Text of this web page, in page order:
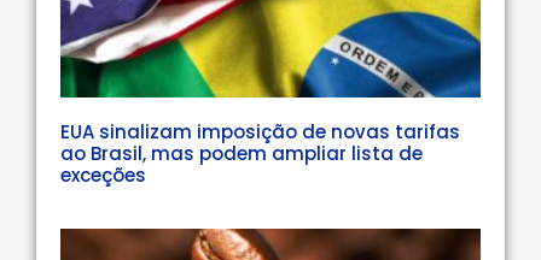
EUA sinalizam imposição de novas tarifas
ao Brasil, mas podem ampliar lista de
exceções